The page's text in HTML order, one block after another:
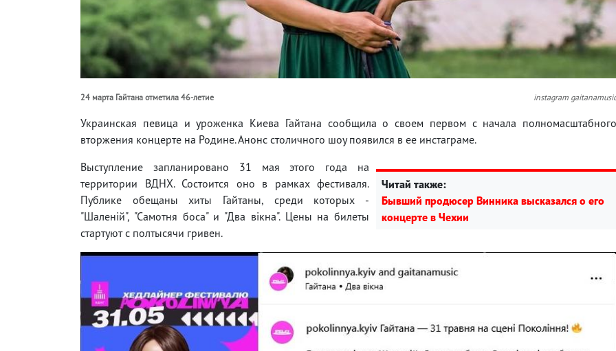
24 марта Гайтана отметила 46-летие instagram gaitanamusic
Украинская певица и уроженка Киева Гайтана сообщила о своем первом с начала полномасштабного
вторжения концерте на Родине. Анонс столичного шоу появился в ее инстаграме.
Читай также:
Бывший продюсер Винника высказался о его
концерте в Чехии
Выступление запланировано 31 мая этого года на
территории ВДНХ. Состоится оно в рамках фестиваля.
Публике обещаны хиты Гайтаны, среди которых -
"Шаленій", "Самотня боса" и "Два вікна". Цены на билеты
стартуют с полтысячи гривен.